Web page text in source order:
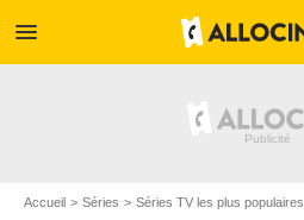
menu
Accueil Séries Séries TV les plus populaires